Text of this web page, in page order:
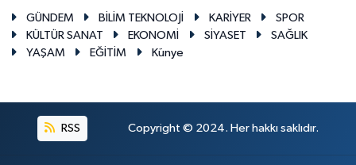
GÜNDEM BİLİM TEKNOLOJİ KARİYER
SPOR
KÜLTÜR SANAT
EKONOMİ SİYASET
SAĞLIK
YAŞAM
EĞİTİM Künye
RSS Copyright © 2024. Her hakkı saklıdır.